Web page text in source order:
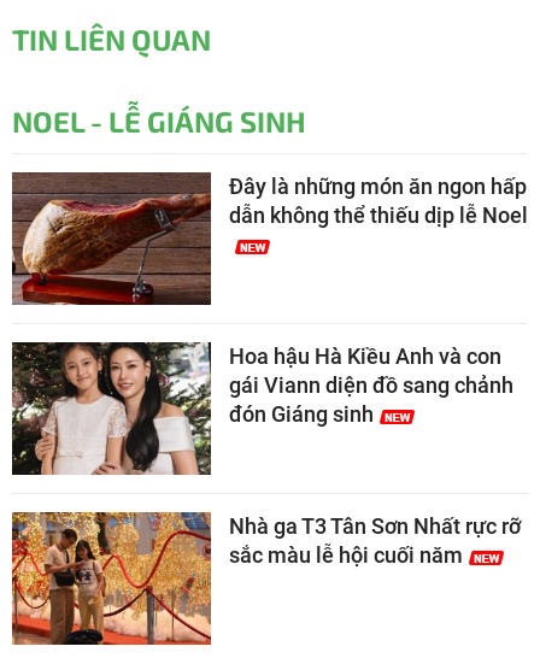
TIN LIÊN QUAN
NOEL - LỄ GIÁNG SINH
Đây là những món ăn ngon hấp
dẫn không thể thiếu dịp lễ Noel
Hoa hậu Hà Kiều Anh và con
gái Viann diện đồ sang chảnh
đón Giáng sinh
Nhà ga T3 Tân Sơn Nhất rực rỡ
sắc màu lễ hội cuối năm